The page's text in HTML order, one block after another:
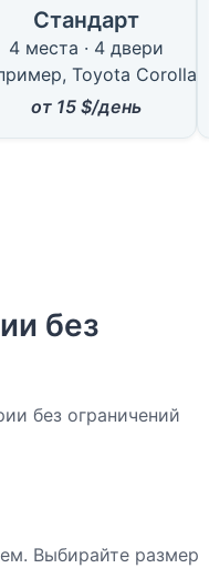
Стандарт
4 места · 4 двери
Toyota Corolla
от 15 $/день
без
без ограничений
Выбирайте размер